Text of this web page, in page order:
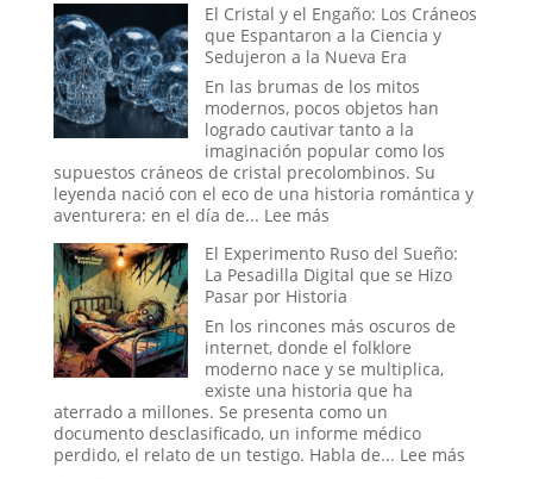
allá
de
Will
Smith:
los
oscuros
orígenes
de
los
verdaderos
de
Negro
El Cristal y el Engaño: Los Cráneos
que Espantaron a la Ciencia y
Sedujeron a la Nueva Era
En las brumas de los mitos
modernos, pocos objetos han
logrado cautivar tanto a la
imaginación popular como los
supuestos cráneos de cristal precolombinos. Su
leyenda nació con el eco de una historia romántica y
aventurera: en el día de... Lee más:
Cristal
y
el
Engaño:
Los
Cráneos
que
Espantaron
a
la
El Experimento Ruso del Sueño:
La Pesadilla Digital que se Hizo
Pasar por Historia
En los rincones más oscuros de
internet, donde el folklore
moderno nace y se multiplica,
existe una historia que ha
aterrado a millones. Se presenta como un
documento desclasificado, un informe médico
perdido, el relato de un testigo. Habla de... Lee más: